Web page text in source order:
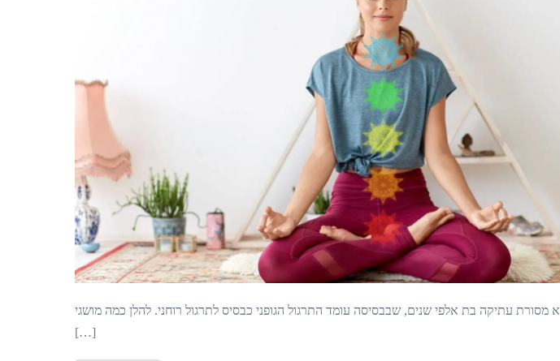
עתיקה בת אלפי שנים, שבבסיסה עומד התרגול הגופני כבסיס לתרגול רוחני. להלן כמה מושגי
[…]